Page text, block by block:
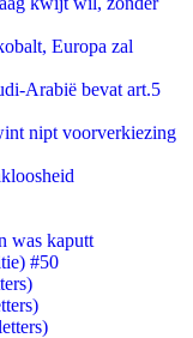
Europa zal
Arabië bevat art.5
nipt voorverkiezing
was kaputt
#50